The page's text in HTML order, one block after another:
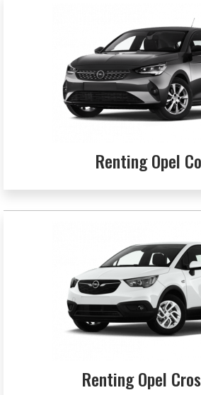
Renting Opel
Renting Opel